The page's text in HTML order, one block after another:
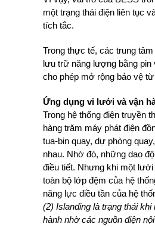
một trạng thái điện liên tục
tích tắc.
Trong thực tế, các trung
lưu trữ năng lượng bằng
cho phép mở rộng bảo vệ
Ứng dụng vi lưới và vận
Trong hệ thống điện truyền
hàng trăm máy phát điện
tua-bin quay, dự phòng
nhau. Nhờ đó, những dao
điều tiết. Nhưng khi một
toàn bộ lớp đệm của hệ
năng lực điều tần của hệ
(2) Islanding là trạng thái
hành nhờ các nguồn điện